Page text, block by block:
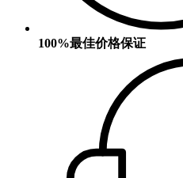
100%最佳价格保证